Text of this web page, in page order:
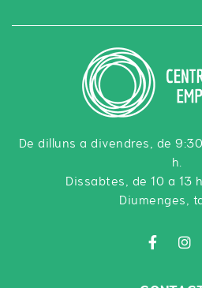
De dilluns a divendres, de
h.
Dissabtes, de 10 a 13
Diumenges,